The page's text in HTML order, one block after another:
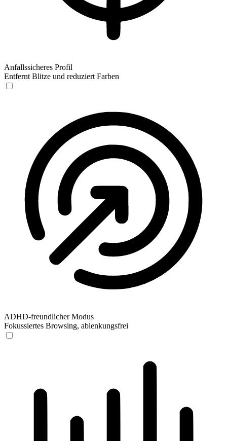
Anfallssicheres Profil
Entfernt Blitze und reduziert Farben
ADHD-freundlicher Modus
Fokussiertes Browsing, ablenkungsfrei